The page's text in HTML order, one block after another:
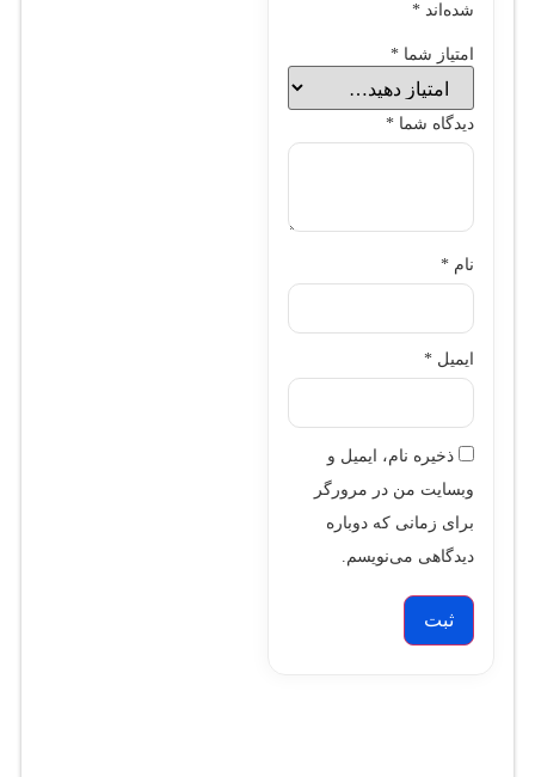
شده‌اند *
امتیاز شما *
دیدگاه شما *
نام *
ایمیل *
ذخیره نام، ایمیل و
وبسایت من در مرورگر
برای زمانی که دوباره
دیدگاهی می‌نویسم.